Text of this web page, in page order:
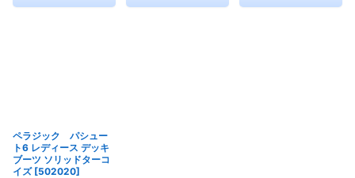
ペラジック パシュー
ト6 レディース デッキ
ブーツ ソリッドターコ
イズ [502020]